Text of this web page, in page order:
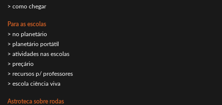
> como chegar
Para as escolas
> no planetário
> planetário portátil
> atividades nas escolas
> preçário
> recursos p/ professores
> escola ciência viva
Astroteca sobre rodas